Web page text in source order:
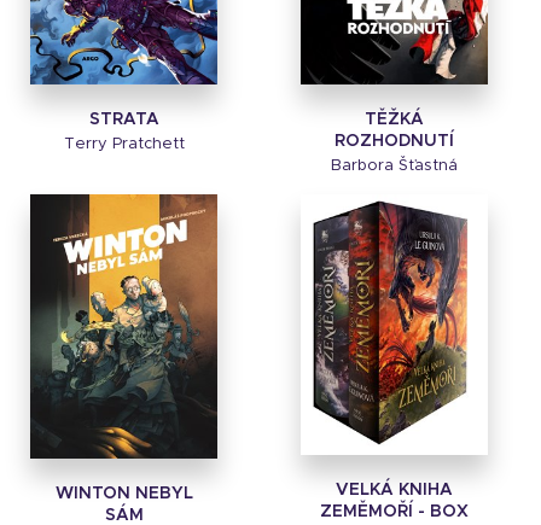
STRATA
Terry Pratchett
TĚŽKÁ
ROZHODNUTÍ
Barbora Šťastná
WINTON NEBYL
SÁM
VELKÁ KNIHA
ZEMĚMOŘÍ - BOX